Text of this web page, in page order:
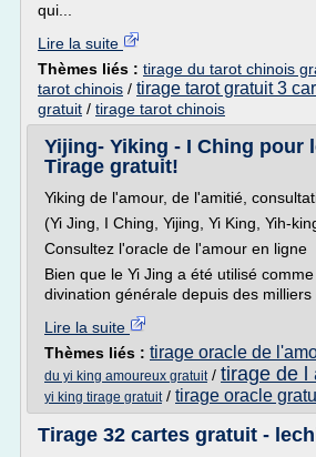
qui...
Lire la suite
Thèmes liés : tirage du tarot chinois
tarot chinois / tirage tarot gratuit 3
gratuit / tirage tarot chinois
Yijing- Yiking - I Ching pour
Tirage gratuit!
Yiking de l'amour, de l'amitié,
(Yi Jing, I Ching, Yijing, Yi King, Yih-
Consultez l'oracle de l'amour en ligne
Bien que le Yi Jing a été utilisé
divination générale depuis des milliers
Lire la suite
Thèmes liés : tirage oracle de
du yi king amoureux gratuit/ tirage de l
yi king tirage gratuit/ tirage oracle
Tirage 32 cartes gratuit -